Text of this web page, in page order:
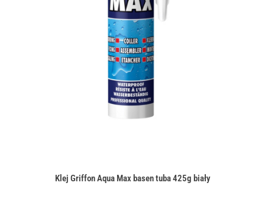
Klej Griffon Aqua Max basen tuba 425g biały